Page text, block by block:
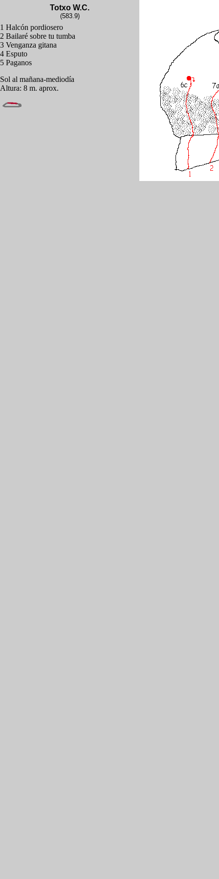
Totxo W.C.
(583.9)
1 Halcón pordiosero
2 Bailaré sobre tu tumba
3 Venganza gitana
4 Esputo
5 Paganos
Sol al mañana-mediodía
Altura: 8 m. aprox.